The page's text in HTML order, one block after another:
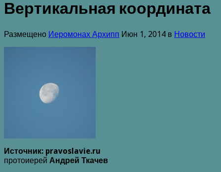
Вертикальная координата
Размещено Иеромонах Архипп Июн 1, 2014 в Новости
Источник: pravoslavie.ru
протоиерей Андрей Ткачев